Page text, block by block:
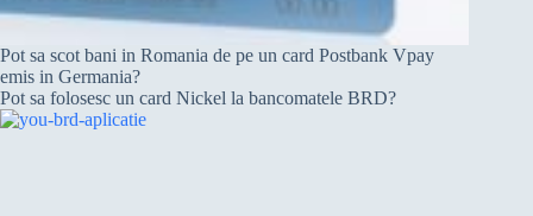
Pot sa scot bani in Romania de pe un card Postbank Vpay
emis in Germania?
Pot sa folosesc un card Nickel la bancomatele BRD?